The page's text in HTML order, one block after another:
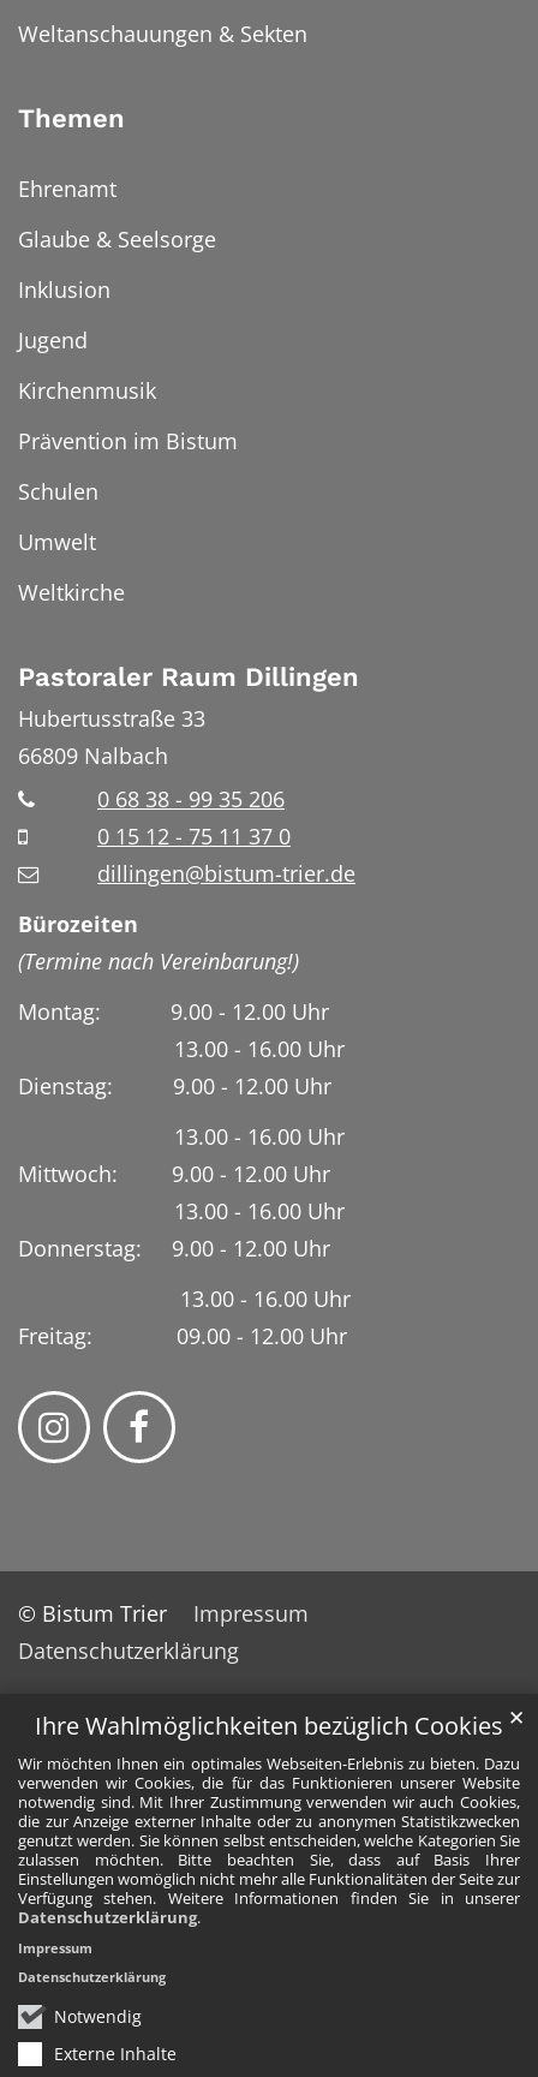
Ihre Wahlmöglichkeiten bezüglich Cookies
Wir möchten Ihnen ein optimales Webseiten-Erlebnis zu bieten. Dazu
verwenden wir Cookies, die für das Funktionieren unserer Website
notwendig sind. Mit Ihrer Zustimmung verwenden wir auch Cookies,
die zur Anzeige externer Inhalte oder zu anonymen Statistikzwecken
genutzt werden. Sie können selbst entscheiden, welche Kategorien Sie
zulassen möchten. Bitte beachten Sie, dass auf Basis Ihrer
Einstellungen womöglich nicht mehr alle Funktionalitäten der Seite zur
Verfügung stehen. Weitere Informationen finden Sie in unserer
Datenschutzerklärung.
Notwendig
Externe Inhalte
✕
Impressum
Datenschutzerklärung
Weltanschauungen & Sekten
Themen
Ehrenamt
Glaube & Seelsorge
Inklusion
Jugend
Kirchenmusik
Prävention im Bistum
Schulen
Umwelt
Weltkirche
Pastoraler Raum Dillingen
Hubertusstraße 33
66809 Nalbach
0 68 38 - 99 35 206
0 15 12 - 75 11 37 0
dillingen@bistum-trier.de
Bürozeiten
(Termine nach Vereinbarung!)
Montag: 9.00 - 12.00 Uhr
13.00 - 16.00 Uhr
Dienstag:
9.00 - 12.00 Uhr
13.00 - 16.00 Uhr
Mittwoch: 9.00 - 12.00 Uhr
13.00 - 16.00 Uhr
Donnerstag: 9.00 - 12.00 Uhr
13.00 - 16.00 Uhr
Freitag: 09.00 - 12.00 Uhr
© Bistum Trier
Impressum
Datenschutzerklärung